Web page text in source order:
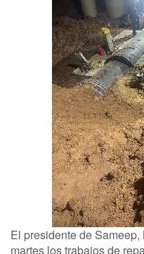
El presidente de
martes los trabajos de